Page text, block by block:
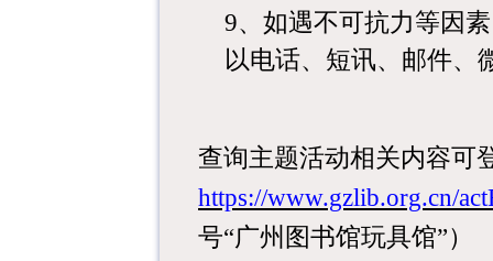
9、如遇不可抗力等因
以电话、短讯、邮件、
查询主题活动相关内容可
https://www.gzlib.org.cn/
号“广州图书馆玩具馆”）